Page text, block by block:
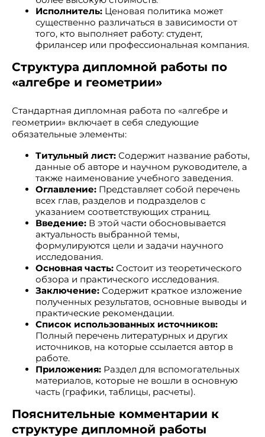
Исполнитель: Ценовая политика может
существенно различаться в зависимости от
того, кто выполняет работу: студент,
фрилансер или профессиональная компания.
Структура дипломной работы по
«алгебре и геометрии»
Стандартная дипломная работа по «алгебре и
геометрии» включает в себя следующие
обязательные элементы:
Титульный лист: Содержит название работы,
данные об авторе и научном руководителе, а
также наименование учебного заведения.
Оглавление: Представляет собой перечень
всех глав, разделов и подразделов с
указанием соответствующих страниц.
Введение: В этой части обосновывается
актуальность выбранной темы,
формулируются цели и задачи научного
исследования.
Основная часть: Состоит из теоретического
обзора и практического исследования.
Заключение: Содержит краткое изложение
полученных результатов, основные выводы и
практические рекомендации.
Список использованных источников:
Полный перечень литературных и других
источников, на которые ссылается автор в
работе.
Приложения: Раздел для вспомогательных
материалов, которые не вошли в основную
часть (графики, таблицы, расчеты).
Пояснительные комментарии к
структуре дипломной работы